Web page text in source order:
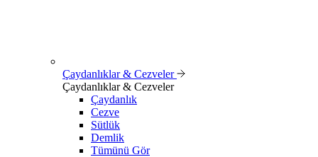
Çaydanlıklar & Cezveler
Çaydanlıklar & Cezveler
Çaydanlık
Cezve
Sütlük
Demlik
Tümünü Gör